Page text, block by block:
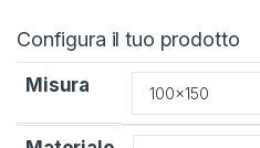
Configura il tuo prodotto
Misura